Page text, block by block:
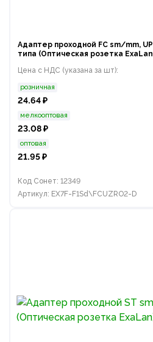
Адаптер проходной FC sm/mm,
типа (Оптическая розетка
Цена с НДС (указана за шт):
розничная
24.64 ₽
мелкооптовая
23.08 ₽
оптовая
21.95 ₽
Код Сонет: 12349
Артикул: EX7F-F1Sd\FCUZRO2-D